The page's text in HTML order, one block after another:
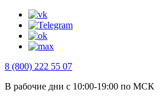
8 (800) 222 55 07
В рабочие дни с 10:00-19:00 по МСК